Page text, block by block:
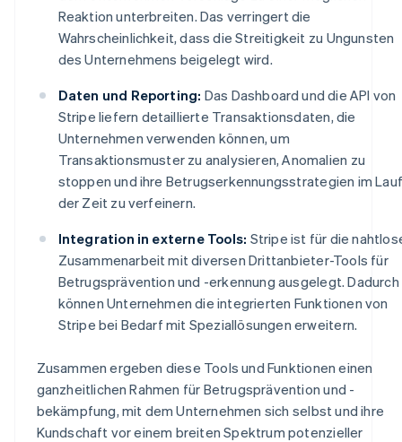
Reaktion unterbreiten. Das verringert die
Wahrscheinlichkeit, dass die Streitigkeit zu Ungunsten
des Unternehmens beigelegt wird.
Daten und Reporting: Das Dashboard und die API von
Stripe liefern detaillierte Transaktionsdaten, die
Unternehmen verwenden können, um
Transaktionsmuster zu analysieren, Anomalien zu
stoppen und ihre Betrugserkennungsstrategien im
der Zeit zu verfeinern.
Integration in externe Tools: Stripe ist für die
Zusammenarbeit mit diversen Drittanbieter-Tools für
Betrugsprävention und -erkennung ausgelegt. Dadurch
können Unternehmen die integrierten Funktionen von
Stripe bei Bedarf mit Speziallösungen erweitern.
Zusammen ergeben diese Tools und Funktionen einen
ganzheitlichen Rahmen für Betrugsprävention und -
bekämpfung, mit dem Unternehmen sich selbst und ihre
Kundschaft vor einem breiten Spektrum potenzieller